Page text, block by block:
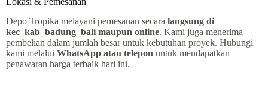
Depo Tropika melayani pemesanan secara langsung di
kec_kab_badung_bali maupun online. Kami juga menerima
pembelian dalam jumlah besar untuk kebutuhan proyek. Hubungi
kami melalui WhatsApp atau telepon untuk mendapatkan
penawaran harga terbaik hari ini.